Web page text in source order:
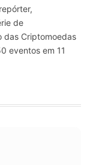
de
das Criptomoedas
eventos em 11